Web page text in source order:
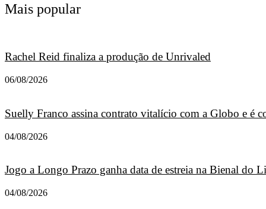
Mais popular
Rachel Reid finaliza a produção de Unrivaled
06/08/2026
Suelly Franco assina contrato vitalício com a Globo e é
04/08/2026
Jogo a Longo Prazo ganha data de estreia na Bienal do
04/08/2026